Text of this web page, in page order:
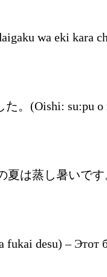
wa eki kara
。(Oishi: su:pu o
は蒸し暑いです
desu) – Этот